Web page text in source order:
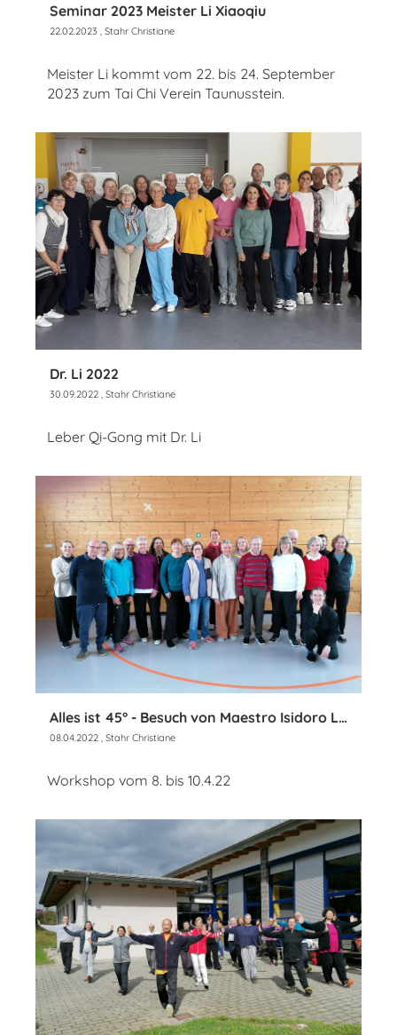
Seminar 2023 Meister Li Xiaoqiu
22.02.2023 , Stahr Christiane
Meister Li kommt vom 22. bis 24. September
2023 zum Tai Chi Verein Taunusstein.
Dr. Li 2022
30.09.2022 , Stahr Christiane
Leber Qi-Gong mit Dr. Li
Alles ist 45° - Besuch von Maestro Isidoro Li Pira
08.04.2022 , Stahr Christiane
Workshop vom 8. bis 10.4.22